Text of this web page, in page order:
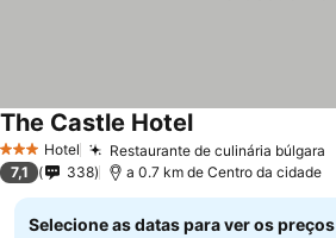
3 EstrelasHotel Restaurante de culinária búlgara
The Castle Hotel
7,1 338 a 0.7 km de Centro da cidade
Selecione as datas para ver os preços